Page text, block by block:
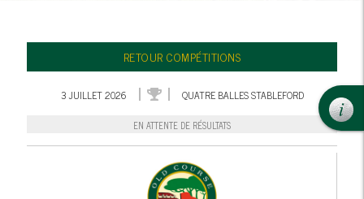
RETOUR COMPÉTITIONS
3 JUILLET 2026 QUATRE BALLES STABLEFORD
EN ATTENTE DE RÉSULTATS